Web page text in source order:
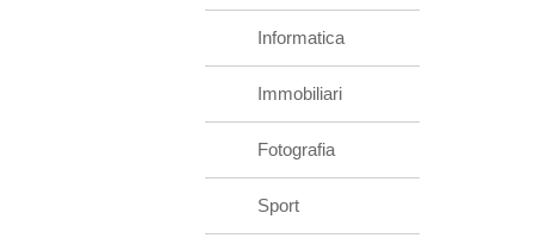
Informatica
Immobiliari
Fotografia
Sport